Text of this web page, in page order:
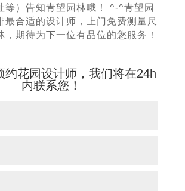
等）告知青望园林哦！ ^-^青望园
最合适的设计师，上门免费测量尺
，期待为下一位有品位的您服务！
约花园设计师，我们将在24h
内联系您！